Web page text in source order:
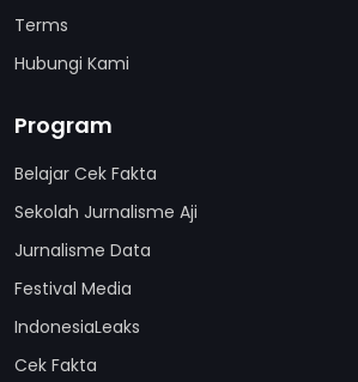
Terms
Hubungi Kami
Program
Belajar Cek Fakta
Sekolah Jurnalisme Aji
Jurnalisme Data
Festival Media
IndonesiaLeaks
Cek Fakta